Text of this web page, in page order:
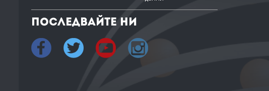
Последвайте ни